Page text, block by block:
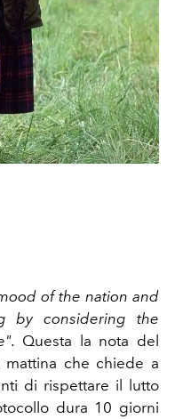
of the nation and
by considering the
Questa la nota del
mattina che chiede a
di rispettare il lutto
dura 10 giorni